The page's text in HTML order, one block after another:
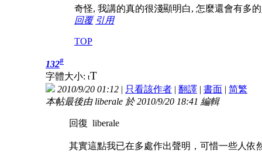
奇怪, 我講的真的很淺顯明白, 怎麼還會有多
回覆 引用
TOP
132#
字體大小: tT
2010/9/20 01:12 | 只看該作者 | 翻譯 | 書面 | 简繁
本帖最後由 liberale 於 2010/9/20 18:41 編輯
回復 liberale
其實這點我已在多處作出聲明，可惜一些人